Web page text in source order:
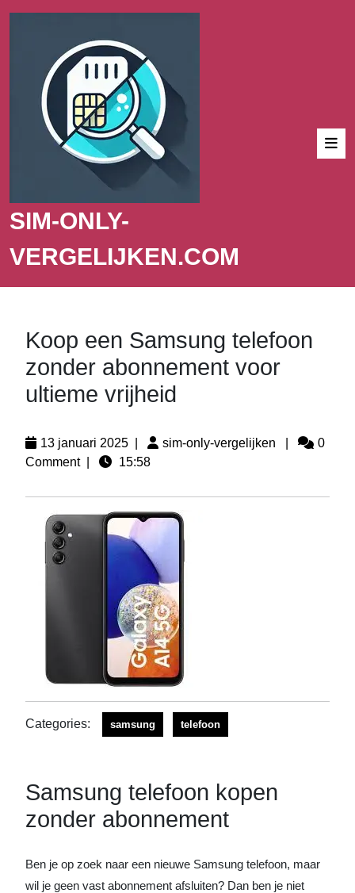
SIM-ONLY-
VERGELIJKEN.COM
Koop een Samsung telefoon
zonder abonnement voor
ultieme vrijheid
13 januari 2025 sim-only-vergelijken
0
Comment
15:58
Categories: samsung telefoon
Samsung telefoon kopen
zonder abonnement
Ben je op zoek naar een nieuwe Samsung telefoon, maar
wil je geen vast abonnement afsluiten? Dan ben je niet